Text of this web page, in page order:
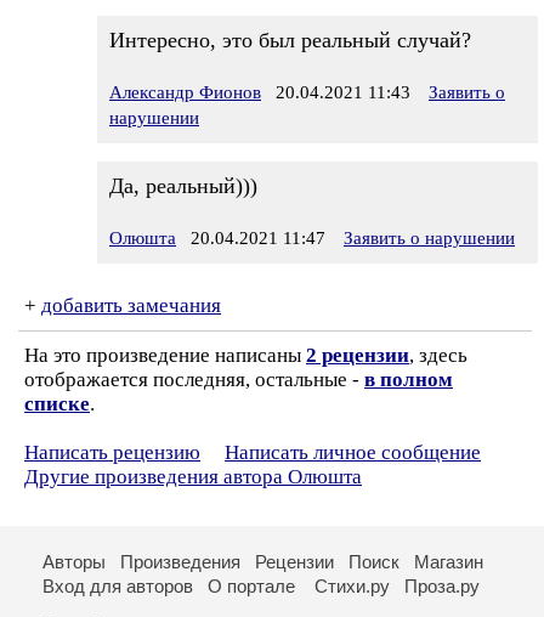
Интересно, это был реальный случай?
Александр Фионов 20.04.2021 11:43
Заявить о
нарушении
Да, реальный)))
Олюшта 20.04.2021 11:47 Заявить о нарушении
+ добавить замечания
На это произведение написаны 2 рецензии, здесь
отображается последняя, остальные - в полном
списке.
Написать рецензию
Написать личное сообщение
Другие произведения автора Олюшта
Авторы Произведения Рецензии Поиск
Магазин
Вход для авторов
О портале Стихи.ру Проза.ру